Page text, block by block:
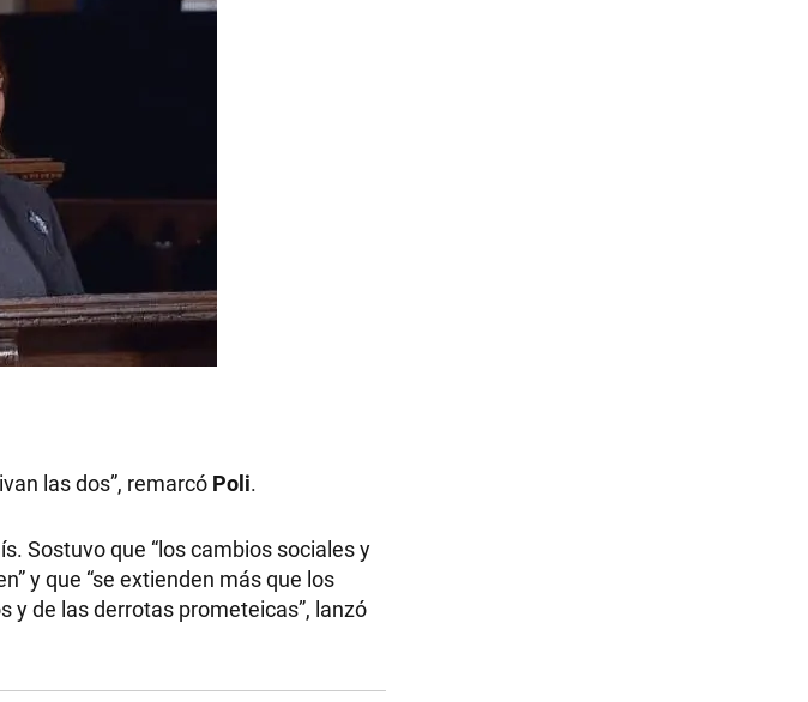
las dos”, remarcó Poli.
Sostuvo que “los cambios sociales y
y que “se extienden más que los
y de las derrotas prometeicas”, lanzó